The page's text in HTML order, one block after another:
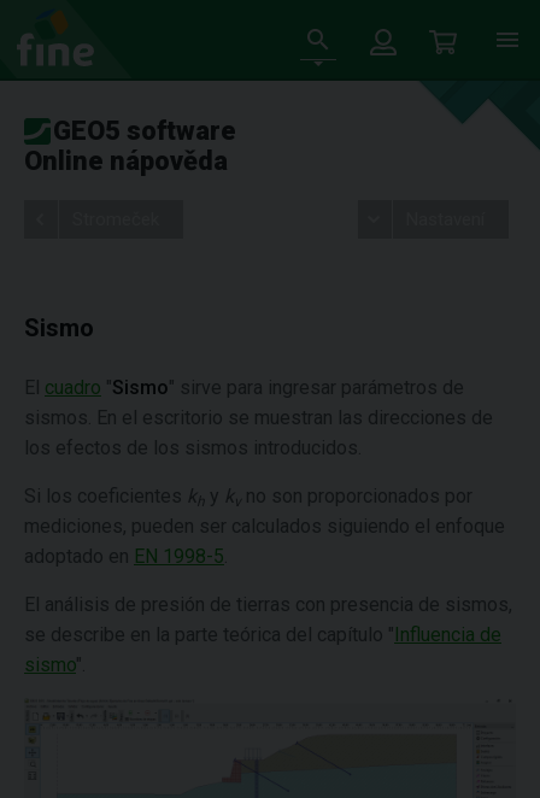
GEO5 software
Online nápověda
Sismo
El cuadro "Sismo" sirve para ingresar parámetros de
sismos. En el escritorio se muestran las direcciones de
los efectos de los sismos introducidos.
Si los coeficientes kh y k v no son proporcionados por
mediciones, pueden ser calculados siguiendo el enfoque
adoptado en EN 1998-5
El análisis de presión de tierras con presencia de sismos,
se describe en la parte teórica del capítulo "Influencia de
sismo".